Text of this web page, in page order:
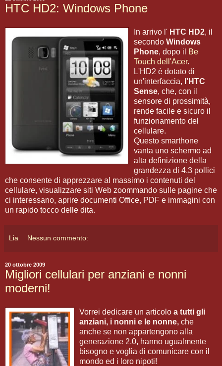
HTC HD2: Windows Phone
In arrivo l' HTC HD2, il
secondo Windows
Phone, dopo il
Be
Touch dell'Acer.
L'HD2 è dotato di
un'interfaccia, l'HTC
Sense, che, con il
sensore di prossimità,
rende facile e sicuro il
funzionamento del
cellulare.
Questo smarthone
vanta uno schermo ad
alta definizione della
grandezza di 4.3 pollici
che consente di apprezzare al massimo i contenuti del
cellulare, visualizzare siti Web zoommando sulle pagine che
ci interessano, aprire documenti Office, PDF e immagini con
un rapido tocco delle dita.
Lia Nessun commento:
20 ottobre 2009
Migliori cellulari per anziani e nonni
moderni!
Vorrei dedicare un articolo a tutti gli
anziani, i nonni e le nonne, che
anche se non appartengono alla
generazione 2.0, hanno ugualmente
bisogno e voglia di comunicare con il
mondo ed i loro nipoti!